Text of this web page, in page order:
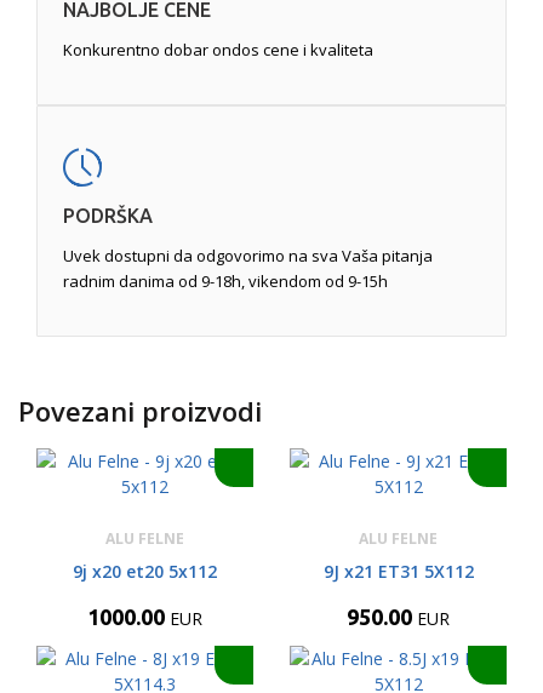
NAJBOLJE CENE
Konkurentno dobar ondos cene i kvaliteta
PODRŠKA
Uvek dostupni da odgovorimo na sva Vaša pitanja
radnim danima od 9-18h, vikendom od 9-15h
Povezani proizvodi
ALU FELNE
9j x20 et20 5x112
1000.00 EUR
ALU FELNE
9J x21 ET31 5X112
950.00 EUR